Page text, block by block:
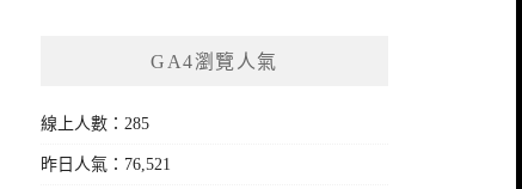
GA4瀏覽人氣
線上人數：285
昨日人氣：76,521